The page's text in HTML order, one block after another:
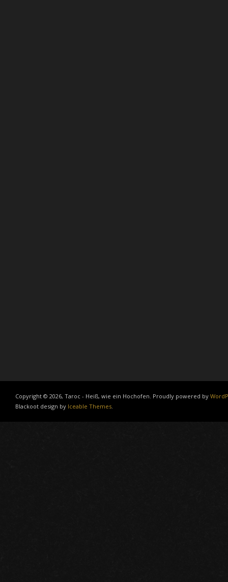
Copyright © 2026, Taroc - Heiß, wie ein Hochofen. Proudly powered by
Blackoot design by Iceable Themes